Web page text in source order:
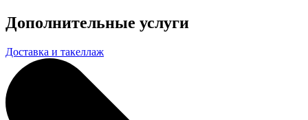
Дополнительные услуги
Доставка и такеллаж